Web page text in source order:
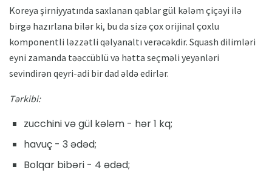
Koreya şirniyyatında saxlanan qablar gül kələm çiçəyi ilə
birgə hazırlana bilər ki, bu da sizə çox orijinal çoxlu
komponentli ləzzətli qəlyanaltı verəcəkdir. Squash dilimləri
eyni zamanda təəccüblü və hətta seçməli yeyənləri
sevindirən qeyri-adi bir dad əldə edirlər.
Tərkibi:
zucchini və gül kələm - hər 1 kq;
havuç - 3 ədəd;
Bolqar bibəri - 4 ədəd;